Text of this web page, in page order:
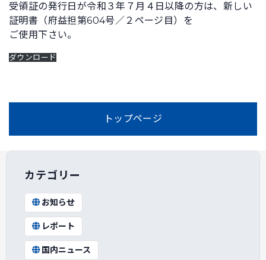
受領証の発行日が令和３年７月４日以降の方は、新しい
証明書（府益担第604号／２ページ目）を
ご使用下さい。
ダウンロード
トップページ
カテゴリー
お知らせ
レポート
国内ニュース